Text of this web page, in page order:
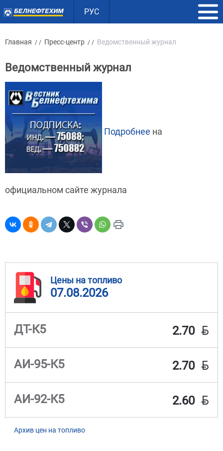
РУС
Главная / / Пресс-центр / / Ведомственный журнал
Ведомственный журнал
Подробнее на
официальном сайте журнала
Цены на топливо
07.08.2026
ДТ-К5 2.70 BYN
АИ-95-К5 2.70 BYN
АИ-92-К5 2.60 BYN
Архив цен на топливо